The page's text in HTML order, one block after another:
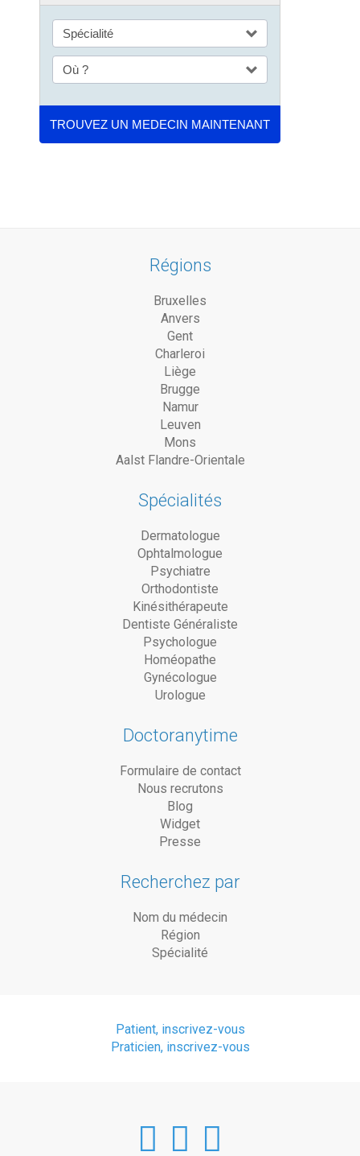
Régions
Bruxelles
Anvers
Gent
Charleroi
Liège
Brugge
Namur
Leuven
Mons
Aalst Flandre-Orientale
Spécialités
Dermatologue
Ophtalmologue
Psychiatre
Orthodontiste
Kinésithérapeute
Dentiste Généraliste
Psychologue
Homéopathe
Gynécologue
Urologue
Doctoranytime
Formulaire de contact
Nous recrutons
Blog
Widget
Presse
Recherchez par
Nom du médecin
Région
Spécialité
Patient, inscrivez-vous
Praticien, inscrivez-vous